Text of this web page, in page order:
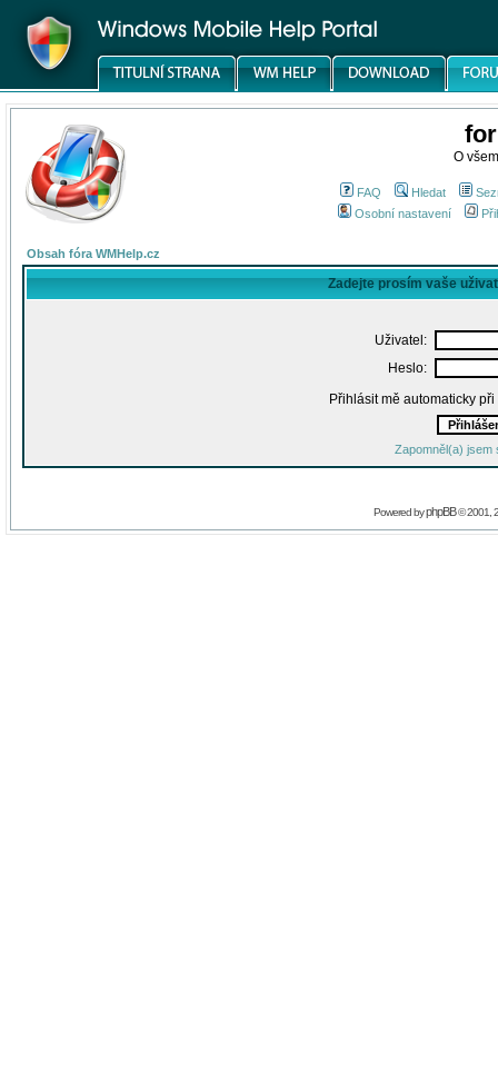
O
FAQ Hledat
Osobní nastavení
Obsah fóra WMHelp.cz
Zadejte prosím vaše
Uživatel:
Heslo:
Přihlásit mě automaticky
Zapomněl(a) jsem
Powered byphpBB© 2001,